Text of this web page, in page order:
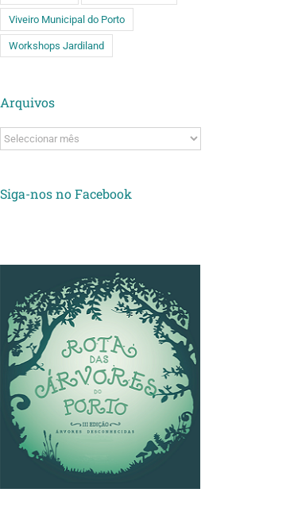
Viveiro Municipal do Porto
Workshops Jardiland
Arquivos
Arquivos
Siga-nos no Facebook